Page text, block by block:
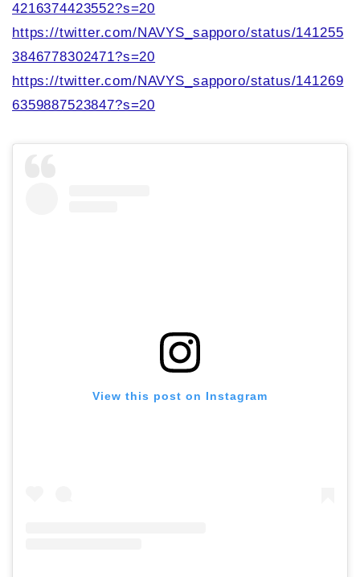
4216374423552?s=20
https://twitter.com/NAVYS_sapporo/status/141255
3846778302471?s=20
https://twitter.com/NAVYS_sapporo/status/141269
6359887523847?s=20
View this post on Instagram